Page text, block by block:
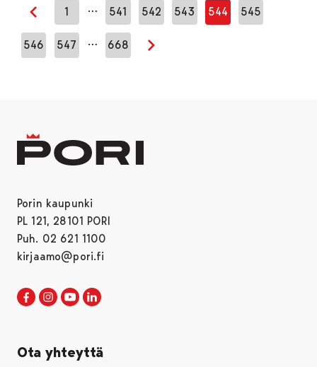
Edellinen sivu
1 … 541 542 543 544 545
546 547 … 668
Seuraava sivu
Porin kaupunki
PL 121, 28101 PORI
Puh. 02 621 1100
kirjaamo@pori.fi
Porin kaupunki Facebookissa
Avautuu uudessa välilehdessä
Porin kaupunki Instagramissa
Avautuu uudessa välilehdessä
Porin kaupunki Youtubessa
Avautuu uudessa välilehdessä
Ota yhteyttä